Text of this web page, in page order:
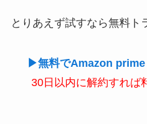
とりあえず試すなら無料ト
▶無料でAmazon
30日以内に解約すれば